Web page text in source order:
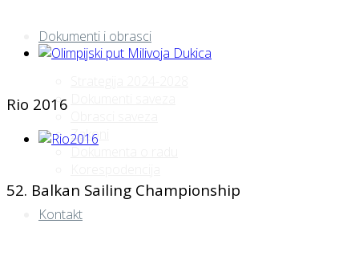
Dokumenti i obrasci
Zakoni
Kontakt
Rio 2016
52. Balkan Sailing Championship